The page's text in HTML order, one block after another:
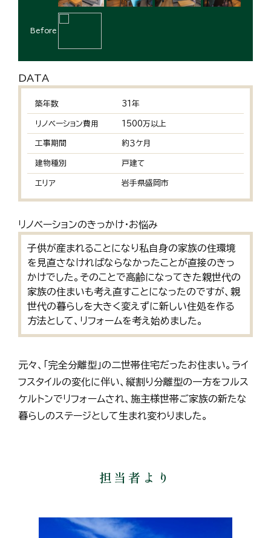
Before
DATA
築年数 31年
リノベーション費用 1500万以上
工事期間 約３ケ月
建物種別 戸建て
エリア 岩手県盛岡市
リノベーションのきっかけ・お悩み
子供が産まれることになり私自身の家族の住環境
を見直さなければならなかったことが直接のきっ
かけでした。そのことで高齢になってきた親世代の
家族の住まいも考え直すことになったのですが、親
世代の暮らしを大きく変えずに新しい住処を作る
方法として、リフォームを考え始めました。
元々、「完全分離型」の二世帯住宅だったお住まい。ライ
フスタイルの変化に伴い、縦割り分離型の一方をフルス
ケルトンでリフォームされ、施主様世帯ご家族の新たな
暮らしのステージとして生まれ変わりました。
担当者より